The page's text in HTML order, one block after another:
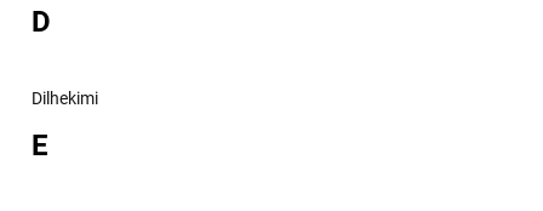
D
Dilhekimi
E